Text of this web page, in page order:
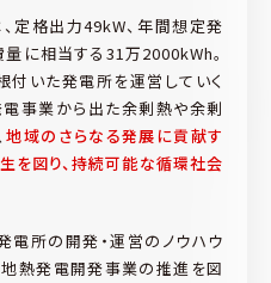
定格出力49kW、年間想定発
に相当する31万2000kWh。
付いた発電所を運営していく
電事業から出た余剰熱や余剰
地域のさらなる発展に貢献す
を図り、持続可能な循環社会
電所の開発・運営のノウハウ
地熱発電開発事業の推進を図